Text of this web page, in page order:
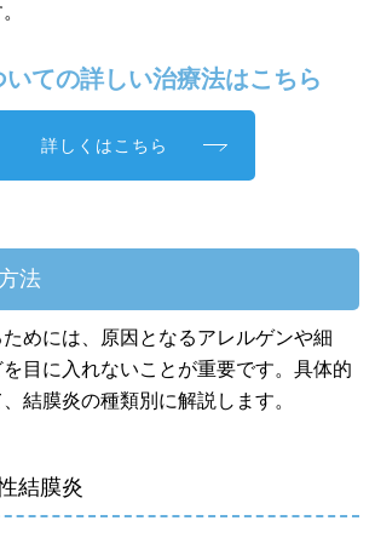
ての詳しい治療法はこちら
詳しくはこちら
法
めには、原因となるアレルゲンや細
目に入れないことが重要です。具体的
結膜炎の種類別に解説します。
結膜炎